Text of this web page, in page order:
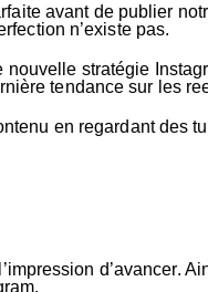
avant de publier
n’existe pas.
stratégie
tendance sur les
en regardant des
d’avancer.